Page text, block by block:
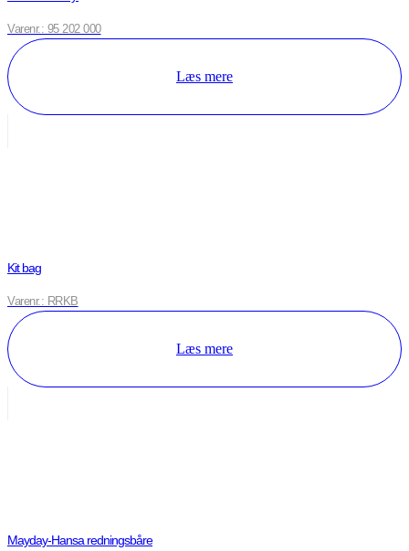
Varenr.: 95 202 000
Læs mere
Kit bag
Varenr.: RRKB
Læs mere
Mayday-Hansa redningsbåre